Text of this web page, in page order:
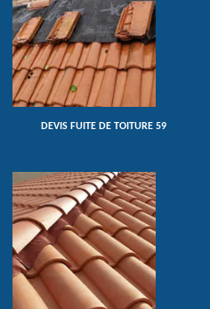
DEVIS FUITE DE TOITURE 59